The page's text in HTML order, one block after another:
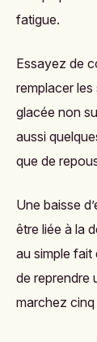
fatigue.
Essayez de
remplacer
glacée non
aussi
que de
Une baisse
être liée à la
au simple fait
de reprendre
marchez cinq